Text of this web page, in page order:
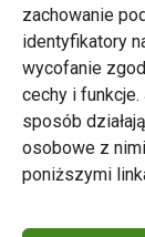
zachowanie
identyfikatory
wycofanie
cechy i
sposób
osobowe z
poniższymi
Zarząd
Napisz do
tel. 61 646
ul. Matejki